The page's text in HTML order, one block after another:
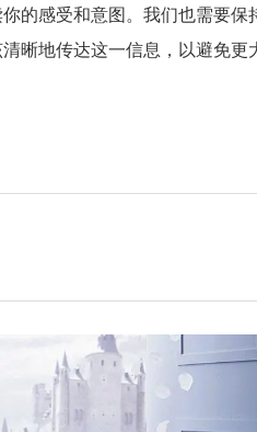
的感受和意图。我们也需要保
晰地传达这一信息，以避免更